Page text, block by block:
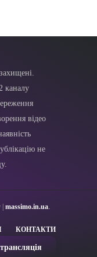
каналу
відео
не
| massimo.in.ua.
КОНТАКТИ